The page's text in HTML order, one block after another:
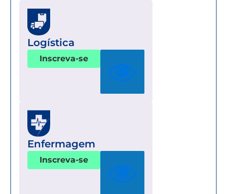
Logística
Inscreva-se
Enfermagem
Inscreva-se